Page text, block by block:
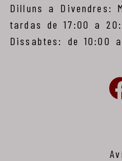
Dilluns a Divendres:
tardas de 17:00 a
Dissabtes: de 10:00